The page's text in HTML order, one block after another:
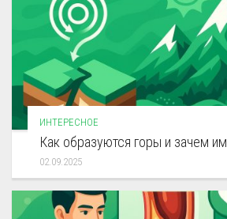
ИНТЕРЕСНОЕ
Как образуются горы и зачем
02.09.2025